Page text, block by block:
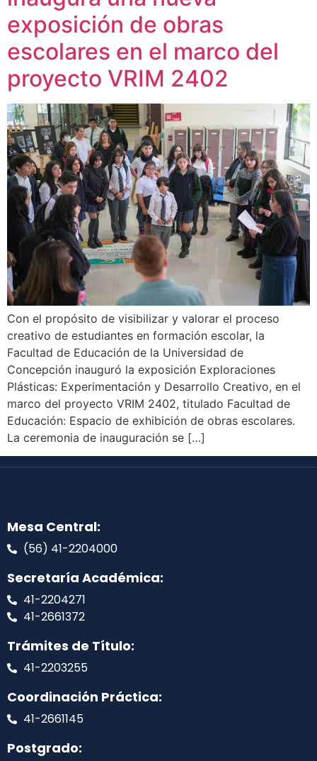
exposición de obras
escolares en el marco del
proyecto VRIM 2402
Con el propósito de visibilizar y valorar el proceso
creativo de estudiantes en formación escolar, la
Facultad de Educación de la Universidad de
Concepción inauguró la exposición Exploraciones
Plásticas: Experimentación y Desarrollo Creativo, en el
marco del proyecto VRIM 2402, titulado Facultad de
Educación: Espacio de exhibición de obras escolares.
La ceremonia de inauguración se […]
Mesa Central:
(56) 41-2204000
Secretaría Académica:
41-2204271
41-2661372
Trámites de Título:
41-2203255
Coordinación Práctica:
41-2661145
Postgrado: